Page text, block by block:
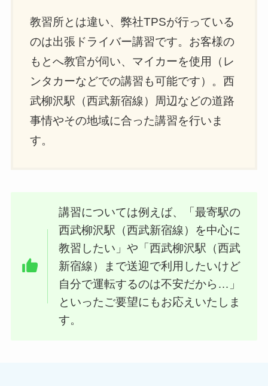
教習所とは違い、弊社TPSが行っている
のは出張ドライバー講習です。お客様の
もとへ教官が伺い、マイカーを使用（レ
ンタカーなどでの講習も可能です）。西
武柳沢駅（西武新宿線）周辺などの道路
事情やその地域に合った講習を行いま
す。
講習については例えば、「最寄駅の
西武柳沢駅（西武新宿線）を中心に
教習したい」や「西武柳沢駅（西武
新宿線）まで送迎で利用したいけど
自分で運転するのは不安だから…」
といったご要望にもお応えいたしま
す。